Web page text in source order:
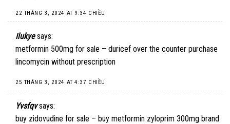
22 THÁNG 3, 2024 AT 9:34 CHIỀU
Ilukye says:
metformin 500mg for sale – duricef over the counter purchase
lincomycin without prescription
25 THÁNG 3, 2024 AT 4:37 CHIỀU
Yvsfqv says:
buy zidovudine for sale – buy metformin zyloprim 300mg brand